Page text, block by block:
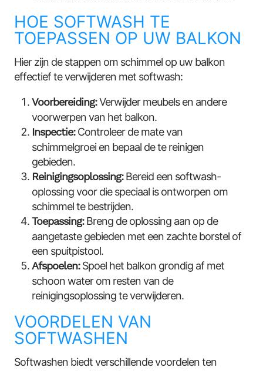
HOE SOFTWASH TE
TOEPASSEN OP UW BALKON
Hier zijn de stappen om schimmel op uw balkon
effectief te verwijderen met softwash:
Voorbereiding:Verwijder meubels en andere
voorwerpen van het balkon.
Inspectie:Controleer de mate van
schimmelgroei en bepaal de te reinigen
gebieden.
Reinigingsoplossing:Bereid een softwash-
oplossing voor die speciaal is ontworpen om
schimmel te bestrijden.
Toepassing:Breng de oplossing aan op de
aangetaste gebieden met een zachte borstel of
een spuitpistool.
Afspoelen:Spoel het balkon grondig af met
schoon water om resten van de
reinigingsoplossing te verwijderen.
VOORDELEN VAN
SOFTWASHEN
Softwashen biedt verschillende voordelen ten